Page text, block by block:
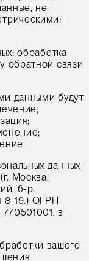
не
обработка
обратной связи
данными будут
данных
Москва,
б-р
8-19.) ОГРН
в
вашего